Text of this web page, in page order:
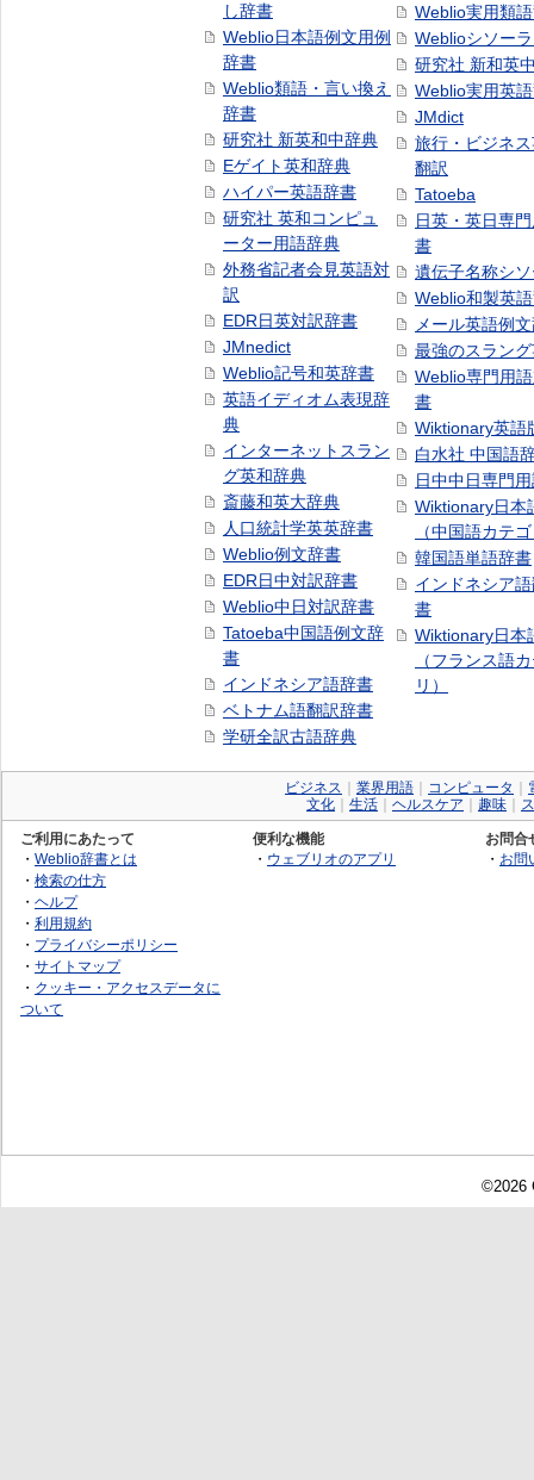
し辞書
Weblio日本語例文用例
辞書
Weblio類語・言い換え
辞書
研究社 新英和中辞典
Eゲイト英和辞典
ハイパー英語辞書
研究社 英和コンピュ
ーター用語辞典
外務省記者会見英語対
訳
EDR日英対訳辞書
JMnedict
Weblio記号和英辞書
英語イディオム表現辞
典
インターネットスラン
グ英和辞典
斎藤和英大辞典
人口統計学英英辞書
Weblio例文辞書
EDR日中対訳辞書
Weblio中日対訳辞書
Tatoeba中国語例文辞
書
インドネシア語辞書
ベトナム語翻訳辞書
学研全訳古語辞典
Weblio実用類
Weblioシソー
研究社 新和英
Weblio実用英
JMdict
旅行・ビジネ
翻訳
Tatoeba
日英・英日専
書
遺伝子名称シ
Weblio和製英
メール英語例
最強のスラン
Weblio専門用
書
Wiktionary英語
白水社 中国語
日中中日専門
Wiktionary日本
（中国語カテ
韓国語単語辞書
インドネシア
書
Wiktionary日本
（フランス語
リ）
ビジネス 業界用語 コンピュータ
文化
生活 ヘルスケア 趣味
ご利用にあたって
・ Weblio辞書とは
・ 検索の仕方
・ ヘルプ
・ 利用規約
・ プライバシーポリシー
・ サイトマップ
・ クッキー・アクセスデータに
ついて
便利な機能
・ ウェブリオのアプリ
お問合
・ お問
©2026